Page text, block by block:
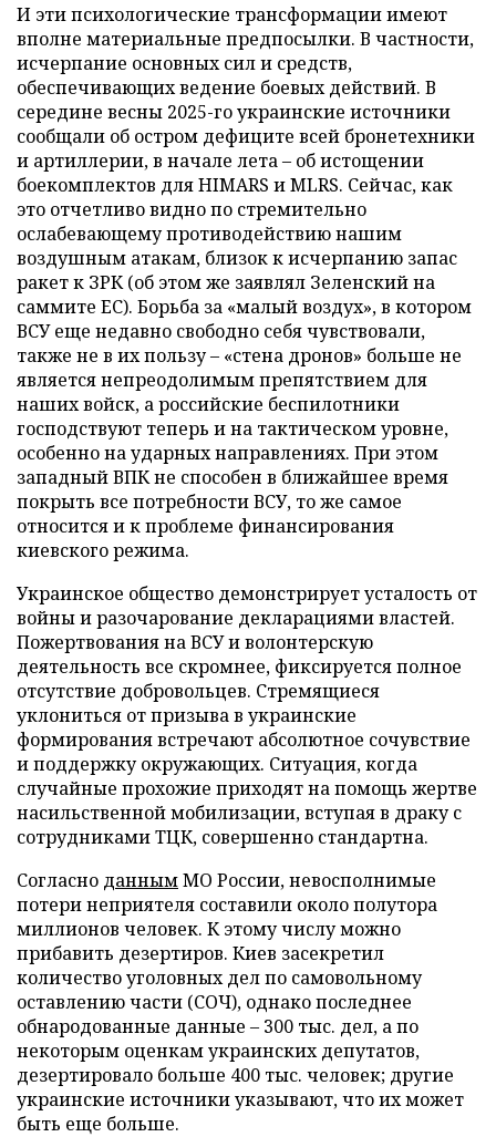
И эти психологические трансформации имеют
вполне материальные предпосылки. В частности,
исчерпание основных сил и средств,
обеспечивающих ведение боевых действий. В
середине весны 2025-го украинские источники
сообщали об остром дефиците всей бронетехники
и артиллерии, в начале лета – об истощении
боекомплектов для HIMARS и MLRS. Сейчас, как
это отчетливо видно по стремительно
ослабевающему противодействию нашим
воздушным атакам, близок к исчерпанию запас
ракет к ЗРК (об этом же заявлял Зеленский на
саммите ЕС). Борьба за «малый воздух», в котором
ВСУ еще недавно свободно себя чувствовали,
также не в их пользу – «стена дронов» больше не
является непреодолимым препятствием для
наших войск, а российские беспилотники
господствуют теперь и на тактическом уровне,
особенно на ударных направлениях. При этом
западный ВПК не способен в ближайшее время
покрыть все потребности ВСУ, то же самое
относится и к проблеме финансирования
киевского режима.
Украинское общество демонстрирует усталость от
войны и разочарование декларациями властей.
Пожертвования на ВСУ и волонтерскую
деятельность все скромнее, фиксируется полное
отсутствие добровольцев. Стремящиеся
уклониться от призыва в украинские
формирования встречают абсолютное сочувствие
и поддержку окружающих. Ситуация, когда
случайные прохожие приходят на помощь жертве
насильственной мобилизации, вступая в драку с
сотрудниками ТЦК, совершенно стандартна.
Согласно даннымМО России, невосполнимые
потери неприятеля составили около полутора
миллионов человек. К этому числу можно
прибавить дезертиров. Киев засекретил
количество уголовных дел по самовольному
оставлению части (СОЧ), однако последнее
обнародованные данные – 300 тыс. дел, а по
некоторым оценкам украинских депутатов,
дезертировало больше 400 тыс. человек; другие
украинские источники указывают, что их может
быть еще больше.